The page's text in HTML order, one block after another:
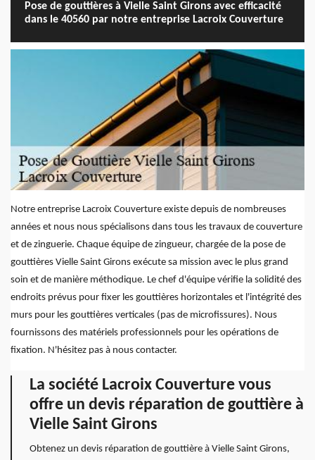
Pose de gouttières à Vielle Saint Girons avec efficacité
dans le 40560 par notre entreprise Lacroix Couverture
Notre entreprise Lacroix Couverture existe depuis de nombreuses
années et nous nous spécialisons dans tous les travaux de couverture
et de zinguerie. Chaque équipe de zingueur, chargée de la pose de
gouttières Vielle Saint Girons exécute sa mission avec le plus grand
soin et de manière méthodique. Le chef d'équipe vérifie la solidité des
endroits prévus pour fixer les gouttières horizontales et l'intégrité des
murs pour les gouttières verticales (pas de microfissures). Nous
fournissons des matériels professionnels pour les opérations de
fixation. N'hésitez pas à nous contacter.
La société Lacroix Couverture vous
offre un devis réparation de gouttière à
Vielle Saint Girons
Obtenez un devis réparation de gouttière à Vielle Saint Girons,